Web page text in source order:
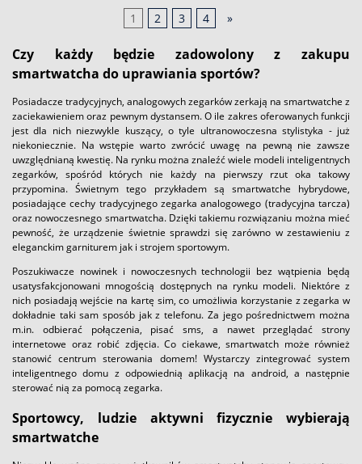
1 2 3 4 »
Czy każdy będzie zadowolony z zakupu
smartwatcha do uprawiania sportów?
Posiadacze tradycyjnych, analogowych zegarków zerkają na smartwatche z
zaciekawieniem oraz pewnym dystansem. O ile zakres oferowanych funkcji
jest dla nich niezwykle kuszący, o tyle ultranowoczesna stylistyka - już
niekoniecznie. Na wstępie warto zwrócić uwagę na pewną nie zawsze
uwzględnianą kwestię. Na rynku można znaleźć wiele modeli inteligentnych
zegarków, spośród których nie każdy na pierwszy rzut oka takowy
przypomina. Świetnym tego przykładem są smartwatche hybrydowe,
posiadające cechy tradycyjnego zegarka analogowego (tradycyjna tarcza)
oraz nowoczesnego smartwatcha. Dzięki takiemu rozwiązaniu można mieć
pewność, że urządzenie świetnie sprawdzi się zarówno w zestawieniu z
eleganckim garniturem jak i strojem sportowym.
Poszukiwacze nowinek i nowoczesnych technologii bez wątpienia będą
usatysfakcjonowani mnogością dostępnych na rynku modeli. Niektóre z
nich posiadają wejście na kartę sim, co umożliwia korzystanie z zegarka w
dokładnie taki sam sposób jak z telefonu. Za jego pośrednictwem można
m.in. odbierać połączenia, pisać sms, a nawet przeglądać strony
internetowe oraz robić zdjęcia. Co ciekawe, smartwatch może również
stanowić centrum sterowania domem! Wystarczy zintegrować system
inteligentnego domu z odpowiednią aplikacją na android, a następnie
sterować nią za pomocą zegarka.
Sportowcy, ludzie aktywni fizycznie wybierają
smartwatche